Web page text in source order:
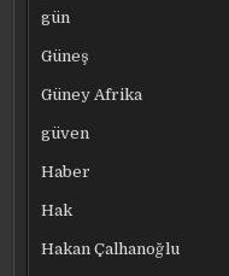
gün
Güneş
Güney Afrika
güven
Haber
Hak
Hakan Çalhanoğlu